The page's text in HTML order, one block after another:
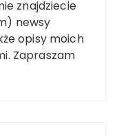
znajdziecie
newsy
opisy moich
Zapraszam